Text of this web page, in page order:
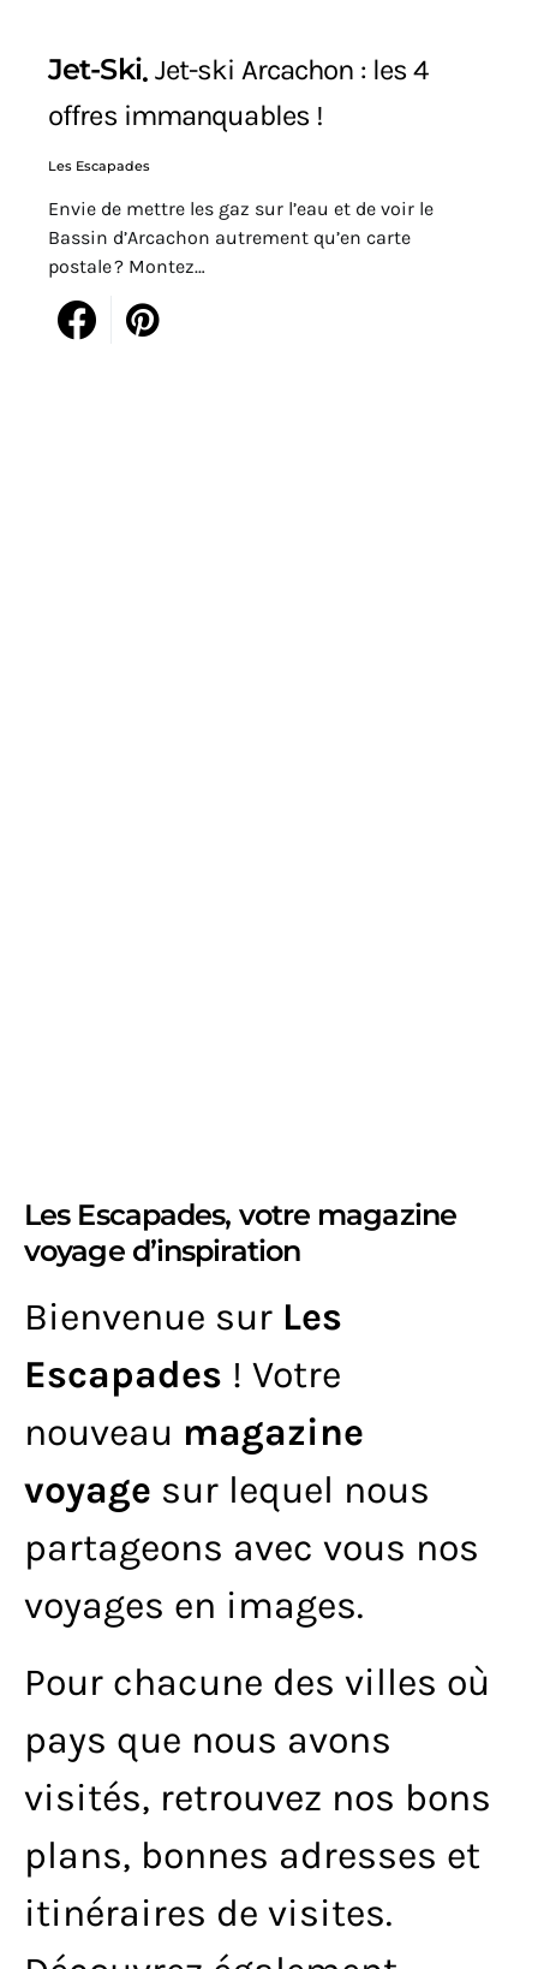
Jet-Ski Jet-ski Arcachon : les 4
offres immanquables !
Les Escapades
Envie de mettre les gaz sur l’eau et de voir le
Bassin d’Arcachon autrement qu’en carte
postale ? Montez…
Les Escapades, votre magazine
voyage d’inspiration
Bienvenue sur Les
Escapades ! Votre
nouveau magazine
voyage sur lequel nous
partageons avec vous nos
voyages en images.
Pour chacune des villes où
pays que nous avons
visités, retrouvez nos bons
plans, bonnes adresses et
itinéraires de visites.